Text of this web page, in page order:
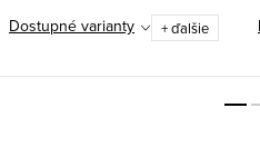
Dostupné varianty
+ ďalšie